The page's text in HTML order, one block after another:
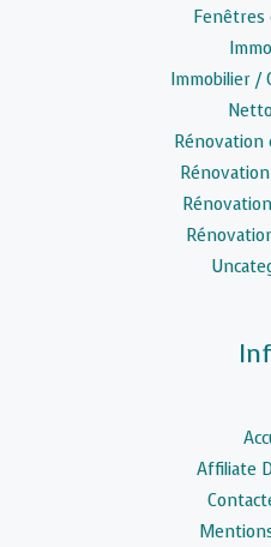
Immobilier /
Rénovation
Affiliate